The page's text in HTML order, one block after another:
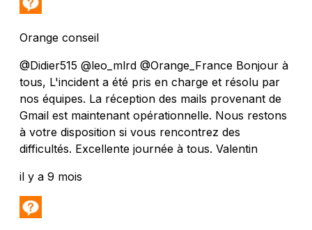
Orange conseil
@Didier515 @leo_mlrd @Orange_France Bonjour à
tous, L'incident a été pris en charge et résolu par
nos équipes. La réception des mails provenant de
Gmail est maintenant opérationnelle. Nous restons
à votre disposition si vous rencontrez des
difficultés. Excellente journée à tous. Valentin
il y a 9 mois